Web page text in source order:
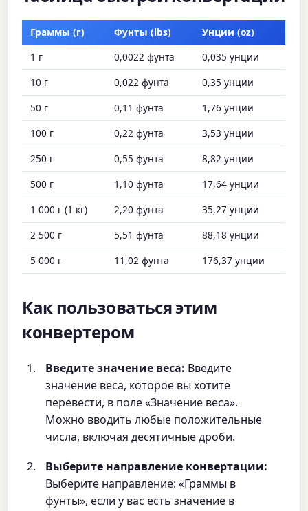
Граммы (г) Фунты (lbs)
Унции (oz)
1 г
0,0022 фунта
0,035 унции
10 г
0,022 фунта
0,35 унции
50 г
0,11 фунта
1,76 унции
100 г
0,22 фунта
3,53 унции
250 г
0,55 фунта
8,82 унции
500 г
1,10 фунта
17,64 унции
1 000 г (1 кг)
2,20 фунта
35,27 унции
2 500 г
5,51 фунта
88,18 унции
5 000 г
11,02 фунта 176,37 унции
Как пользоваться этим
конвертером
Введите значение веса: Введите
значение веса, которое вы хотите
перевести, в поле «Значение веса».
Можно вводить любые положительные
числа, включая десятичные дроби.
Выберите направление конвертации:
Выберите направление: «Граммы в
фунты», если у вас есть значение в